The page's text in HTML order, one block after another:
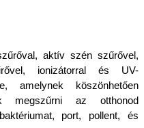
aktív szén szűrővel,
ionizátorral és UV-
amelynek köszönhetően
megszűrni az otthonod
port, pollent, és